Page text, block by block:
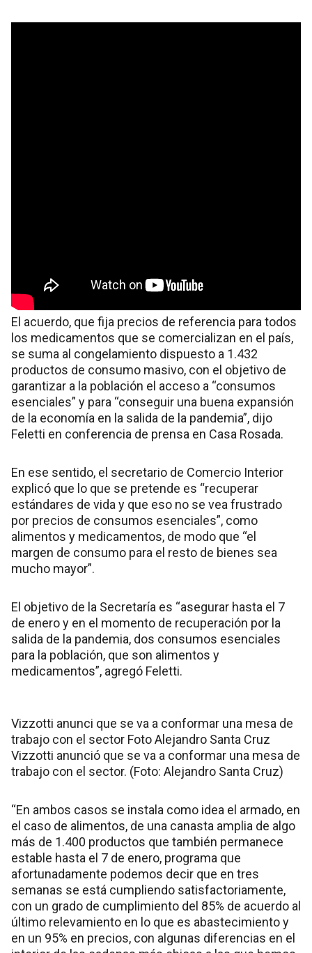
El acuerdo, que fija precios de referencia para todos
los medicamentos que se comercializan en el país,
se suma al congelamiento dispuesto a 1.432
productos de consumo masivo, con el objetivo de
garantizar a la población el acceso a “consumos
esenciales” y para “conseguir una buena expansión
de la economía en la salida de la pandemia”, dijo
Feletti en conferencia de prensa en Casa Rosada.
En ese sentido, el secretario de Comercio Interior
explicó que lo que se pretende es “recuperar
estándares de vida y que eso no se vea frustrado
por precios de consumos esenciales”, como
alimentos y medicamentos, de modo que “el
margen de consumo para el resto de bienes sea
mucho mayor”.
El objetivo de la Secretaría es “asegurar hasta el 7
de enero y en el momento de recuperación por la
salida de la pandemia, dos consumos esenciales
para la población, que son alimentos y
medicamentos”, agregó Feletti.
Vizzotti anunci que se va a conformar una mesa de
trabajo con el sector Foto Alejandro Santa Cruz
Vizzotti anunció que se va a conformar una mesa de
trabajo con el sector. (Foto: Alejandro Santa Cruz)
“En ambos casos se instala como idea el armado, en
el caso de alimentos, de una canasta amplia de algo
más de 1.400 productos que también permanece
estable hasta el 7 de enero, programa que
afortunadamente podemos decir que en tres
semanas se está cumpliendo satisfactoriamente,
con un grado de cumplimiento del 85% de acuerdo al
último relevamiento en lo que es abastecimiento y
en un 95% en precios, con algunas diferencias en el